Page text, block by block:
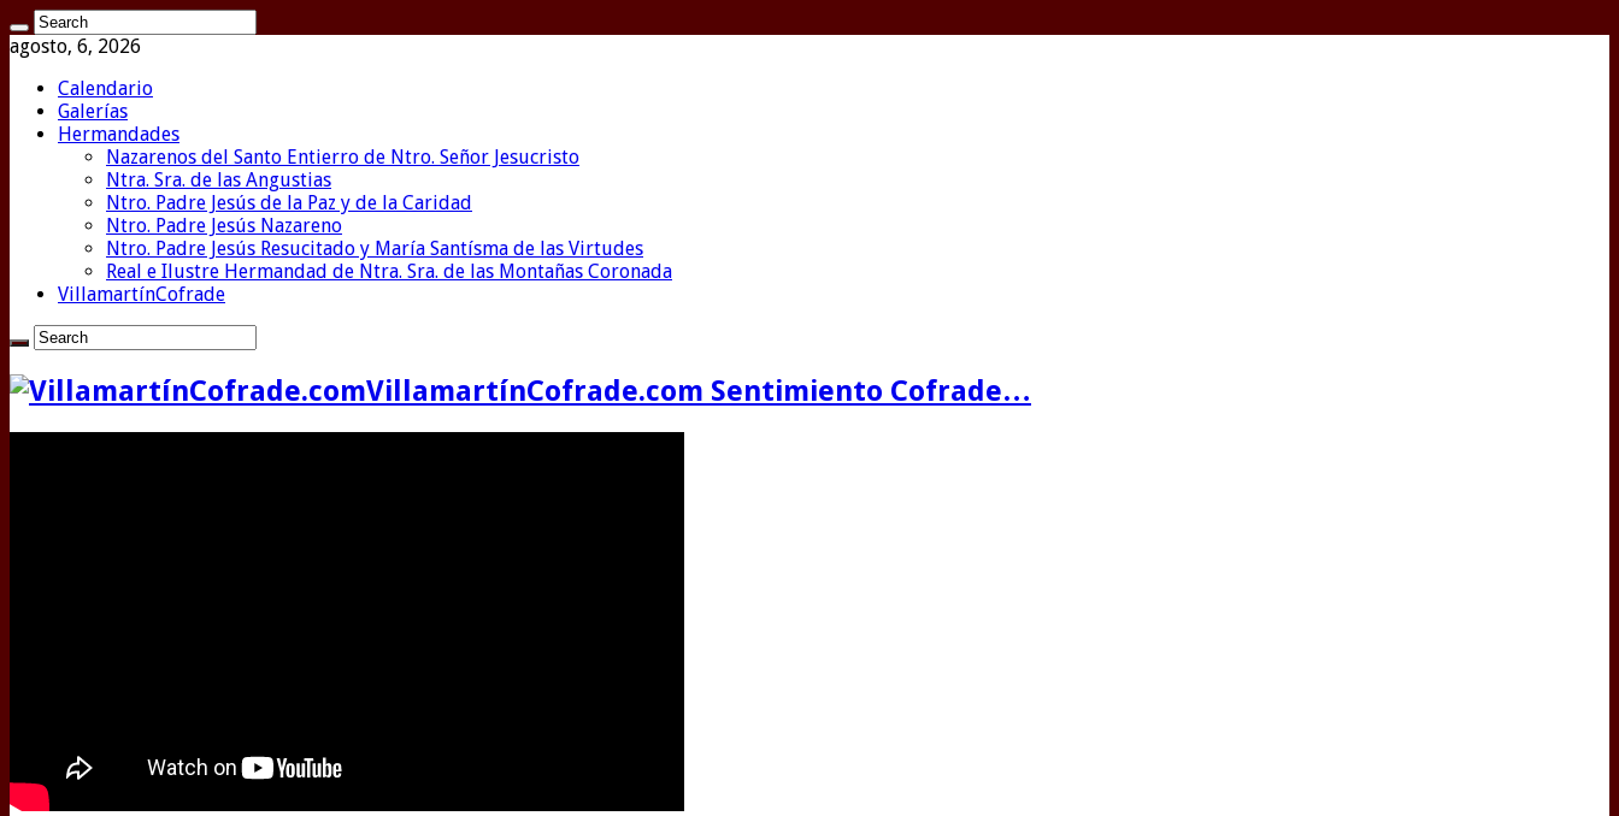
agosto, 6, 2026
Calendario
Galerías
Hermandades
Nazarenos del Santo Entierro de Ntro. Señor Jesucristo
Ntra. Sra. de las Angustias
Ntro. Padre Jesús de la Paz y de la Caridad
Ntro. Padre Jesús Nazareno
Ntro. Padre Jesús Resucitado y María Santísma de las Virtudes
Real e Ilustre Hermandad de Ntra. Sra. de las Montañas Coronada
VillamartínCofrade
VillamartínCofrade.com Sentimiento Cofrade…